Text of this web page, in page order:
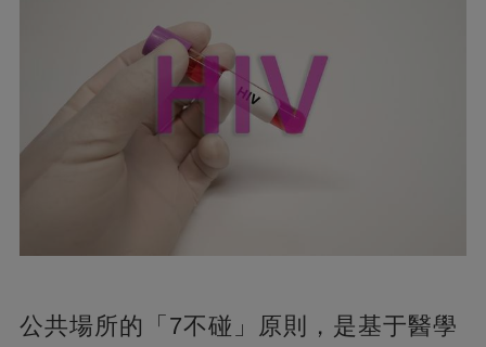
公共場所的「7不碰」原則，是基于醫學